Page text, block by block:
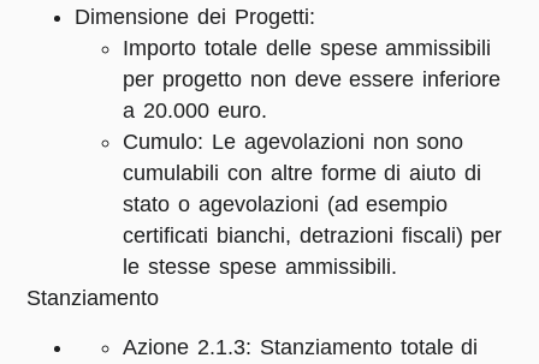
Dimensione dei Progetti:
Importo totale delle spese ammissibili
per progetto non deve essere inferiore
a 20.000 euro.
Cumulo: Le agevolazioni non sono
cumulabili con altre forme di aiuto di
stato o agevolazioni (ad esempio
certificati bianchi, detrazioni fiscali) per
le stesse spese ammissibili.
Stanziamento
Azione 2.1.3: Stanziamento totale di